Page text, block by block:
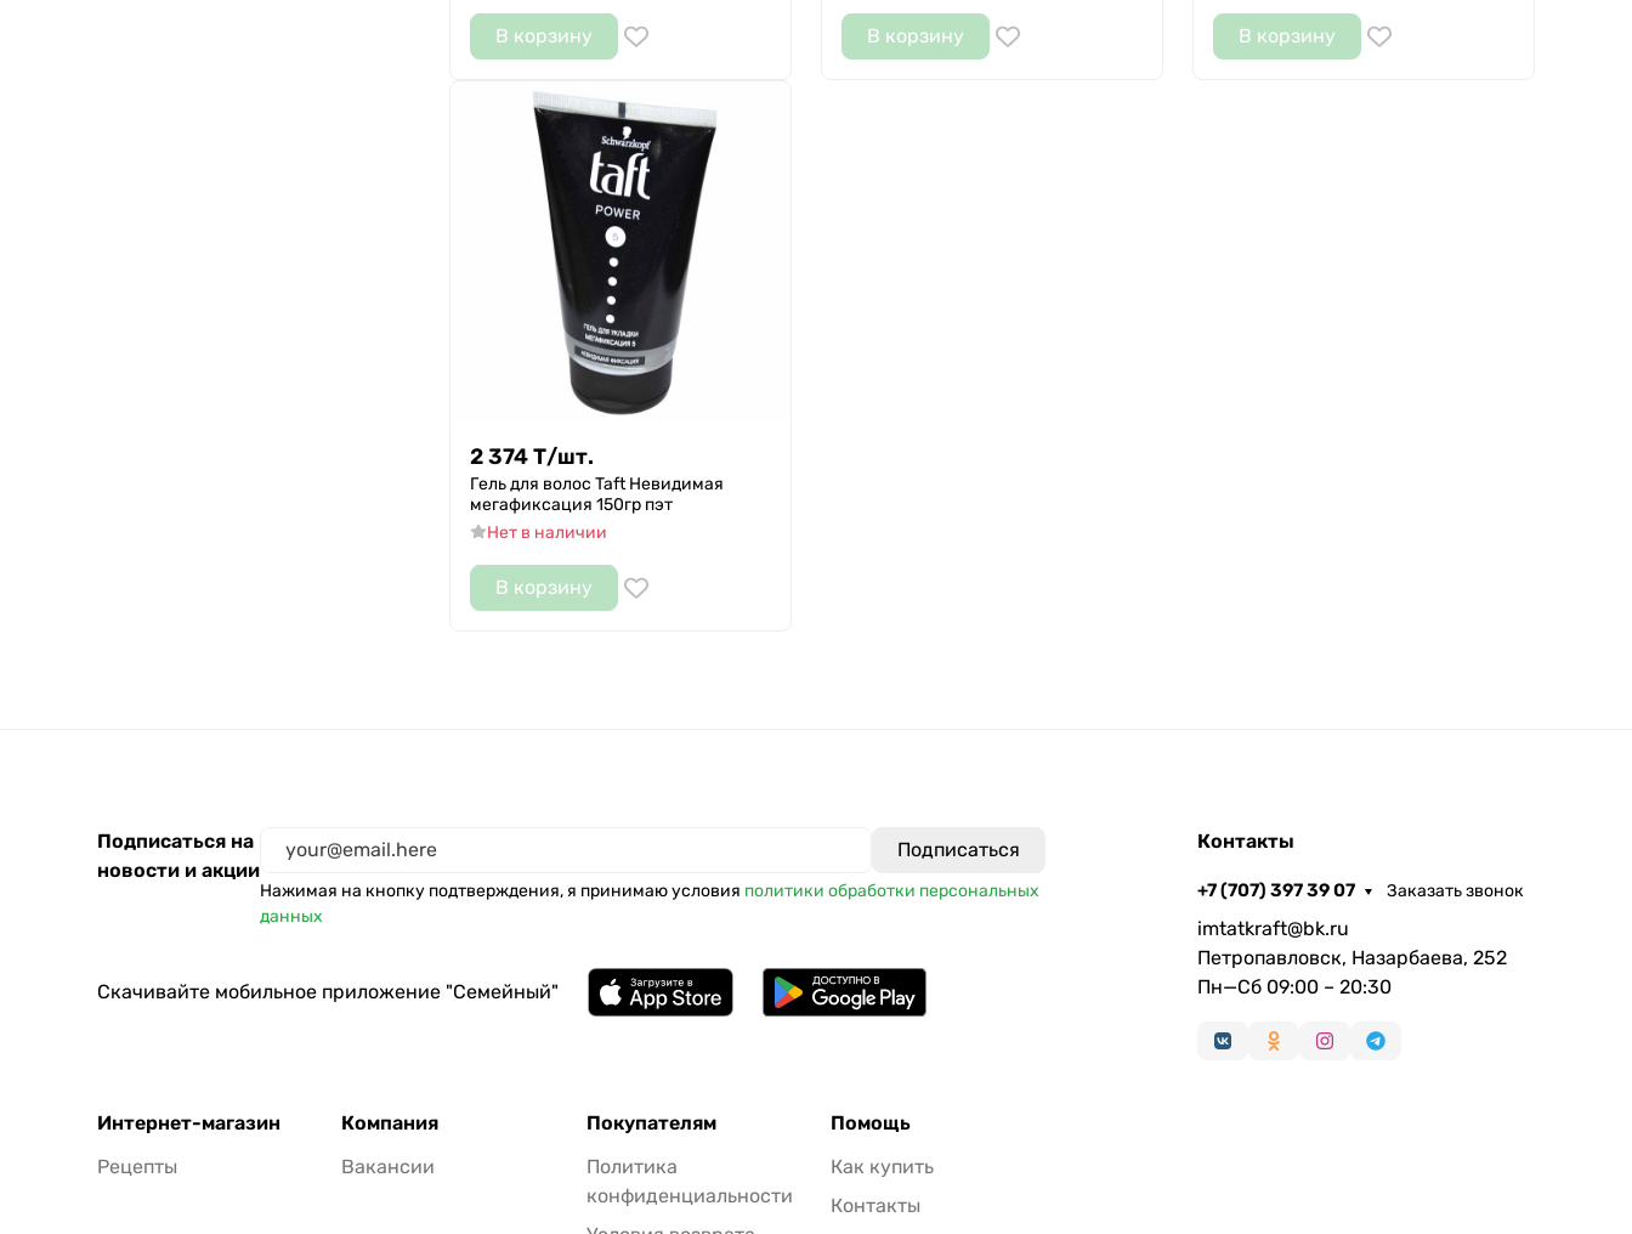
В корзину В корзину В корзину
2 374Т/шт.
Гель для волос Taft Невидимая
мегафиксация 150гр пэт
Нет в наличии
В корзину
Подписаться на
новости и акции
Нажимая на кнопку подтверждения, я принимаю условия политики обработки персональных
данных
Скачивайте мобильное приложение "Семейный"
Интернет-магазин
Рецепты
Компания
Вакансии
Покупателям
Политика
конфиденциальности
Помощь
Как купить
Контакты
Контакты
+7 (707) 397 39 07 Заказать звонок
imtatkraft@bk.ru
Петропавловск, Назарбаева, 252
Пн—Сб 09:00 – 20:30